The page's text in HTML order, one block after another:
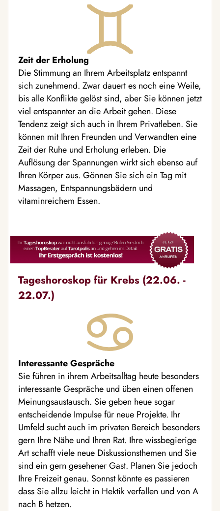
Zeit der Erholung
Die Stimmung an Ihrem Arbeitsplatz entspannt
sich zunehmend. Zwar dauert es noch eine Weile,
bis alle Konflikte gelöst sind, aber Sie können jetzt
viel entspannter an die Arbeit gehen. Diese
Tendenz zeigt sich auch in Ihrem Privatleben. Sie
können mit Ihren Freunden und Verwandten eine
Zeit der Ruhe und Erholung erleben. Die
Auflösung der Spannungen wirkt sich ebenso auf
Ihren Körper aus. Gönnen Sie sich ein Tag mit
Massagen, Entspannungsbädern und
vitaminreichem Essen.
Tageshoroskop für Krebs (22.06. -
22.07.)
Interessante Gespräche
Sie führen in ihrem Arbeitsalltag heute besonders
interessante Gespräche und üben einen offenen
Meinungsaustausch. Sie geben heue sogar
entscheidende Impulse für neue Projekte. Ihr
Umfeld sucht auch im privaten Bereich besonders
gern Ihre Nähe und Ihren Rat. Ihre wissbegierige
Art schafft viele neue Diskussionsthemen und Sie
sind ein gern gesehener Gast. Planen Sie jedoch
Ihre Freizeit genau. Sonnst könnte es passieren
dass Sie allzu leicht in Hektik verfallen und von A
nach B hetzen.